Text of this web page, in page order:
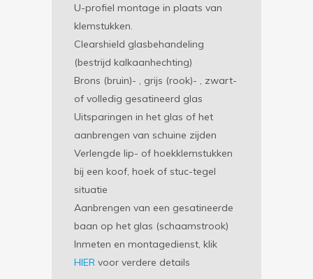
U-profiel montage in plaats van
klemstukken.
Clearshield glasbehandeling
(bestrijd kalkaanhechting)
Brons (bruin)- , grijs (rook)- , zwart-
of volledig gesatineerd glas
Uitsparingen in het glas of het
aanbrengen van schuine zijden
Verlengde lip- of hoekklemstukken
bij een koof, hoek of stuc-tegel
situatie
Aanbrengen van een gesatineerde
baan op het glas (schaamstrook)
Inmeten en montagedienst, klik
HIER voor verdere details